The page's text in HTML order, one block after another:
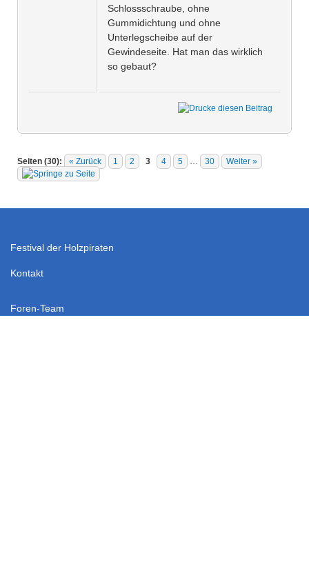
Schlossschraube, ohne
Gummidichtung und ohne
Unterlegscheibe auf der
Gewindeseite. Hat man das wirklich
so gebaut?
Seiten (30): « Zurück 1 2 3 4 5 … 30 Weiter »
Festival der Holzpiraten
Kontakt
Foren-Team